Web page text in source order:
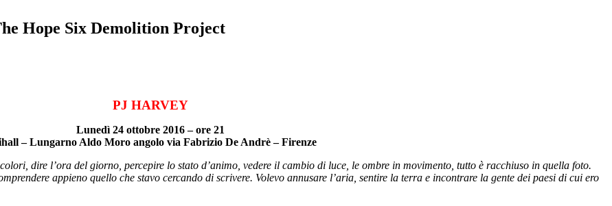
Hope Six Demolition Project
PJ HARVEY
Lunedì 24 ottobre 2016 – ore 21
– Lungarno Aldo Moro angolo via Fabrizio De Andrè – Firenze
dire l’ora del giorno, percepire lo stato d’animo, vedere il cambio di luce, le ombre in movimento, tutto è racchiuso in quella foto.
appieno quello che stavo cercando di scrivere. Volevo annusare l’aria, sentire la terra e incontrare la gente dei paesi di cui ero